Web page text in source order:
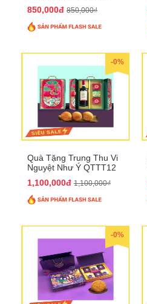
850,000đ 850,000₫
-0%
Quà Tặng Trung Thu Vi
Nguyệt Như Ý QTTT12
1,100,000đ 1,100,000₫
-0%